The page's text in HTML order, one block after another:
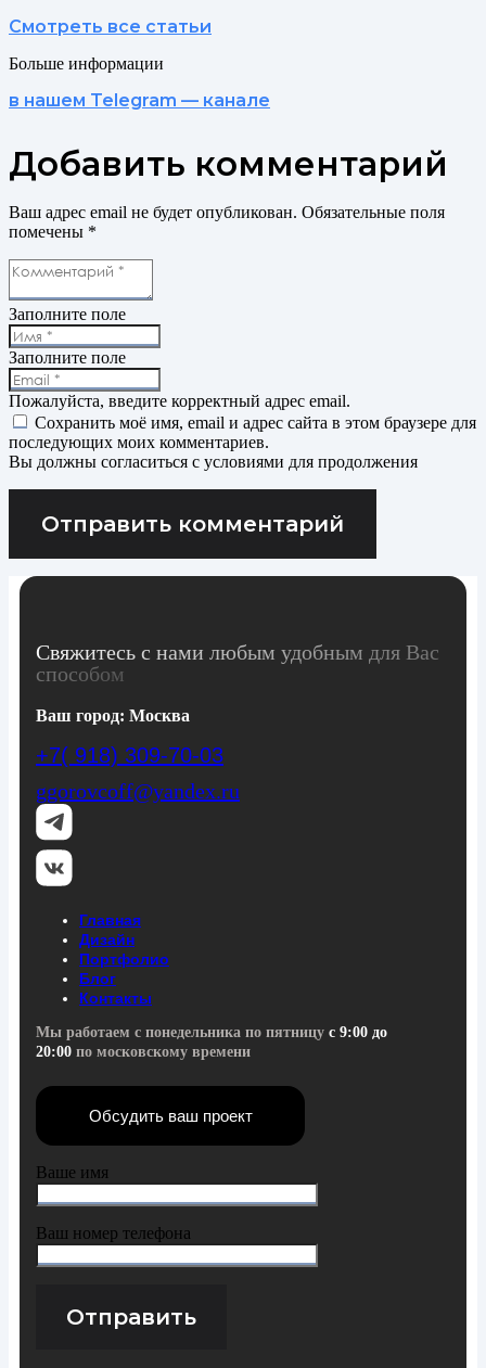
Смотреть все статьи
Больше информации
в нашем Telegram — канале
Добавить комментарий
Ваш адрес email не будет опубликован. Обязательные поля
помечены *
Заполните поле
Заполните поле
Пожалуйста, введите корректный адрес email.
Сохранить моё имя, email и адрес сайта в этом браузере для
последующих моих комментариев.
Вы должны согласиться с условиями для продолжения
Отправить комментарий
Свяжитесь с нами любым удобным для Вас
способом
Ваш город: Москва
+7( 918) 309-70-03
ggorovcoff@yandex.ru
Главная
Дизайн
Портфолио
Блог
Контакты
Мы работаем с понедельника по пятницу с 9:00 до
20:00 по московскому времени
Обсудить ваш проект
Ваше имя
Ваш номер телефона